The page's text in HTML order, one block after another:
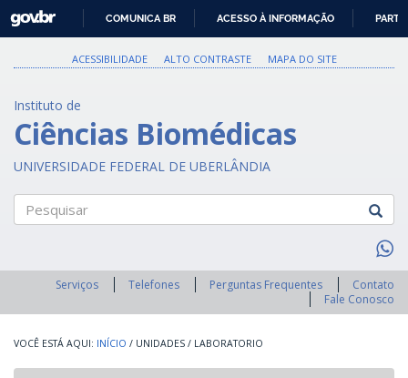
PARA
O
GOVBR
COMUNICA BR ACESSO À INFORMAÇÃO
ACESSIBILIDADE ALTO CONTRASTE MAPA DO SITE
Instituto de
Ciências Biomédicas
UNIVERSIDADE FEDERAL DE UBERLÂNDIA
Serviços Telefones Perguntas Frequentes
Contato
Fale Conosco
INÍCIO / UNIDADES / LABORATORIO